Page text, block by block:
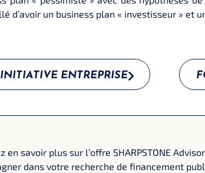
d’avoir un business plan « investisseur » et
ENTREPRISE
en savoir plus sur l’offre SHARPSTONE
dans votre recherche de financement